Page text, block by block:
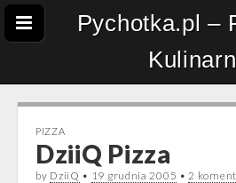
Pychotka.pl –
PIZZA
DziiQ Pizza
by DziiQ • 19 grudnia 2005 •2